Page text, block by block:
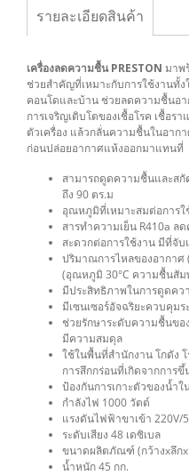
รายละเอียดสินค้า
เครื่องลดความชื้น PRESTON มาพ
ช่วยสำคัญที่เหมาะกับการใช้งานทั้
คอนโดและบ้าน ช่วยลดความชื้นอ
การเจริญเติบโตของเชื้อโรค เชื้อร
ตัวเครื่อง แล้วกลั่นความชื้นในอาก
ก่อนปล่อยอากาศแห้งออกมาแทนที่
สามารถดูดความชื้นและส
ถึง 90 ตร.ม
อุณหภูมิที่เหมาะสมต่อการใ
สารทำความเย็น R410a ล
สะดวกต่อการใช้งาน มีที่จั
ปริมาณการไหลของอากาศ
(อุณหภูมิ 30°C ความชื้นสัม
มีประสิทธิภาพในการดูดคว
มีเซนเซอร์อัจฉริยะควบคุม
ช่วยรักษาระดับความชื้นขอ
มีความสมดุล
ใช้ในพื้นที่สำนักงาน โกดัง โ
การสึกกร่อนที่เกิดจากการ
ป้องกันการเกาะตัวของน้ำ
กำลังไฟ 1000 วัตต์
แรงดันไฟฟ้าขาเข้า 220V/
ระดับเสียง 48 เดซิเบล
ขนาดผลิตภัณฑ์ (กว้างxลึกx
น้ำหนัก 45 กก.